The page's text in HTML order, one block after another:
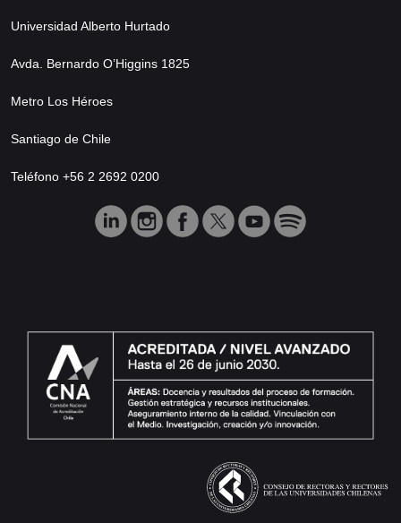
Universidad Alberto Hurtado
Avda. Bernardo O’Higgins 1825
Metro Los Héroes
Santiago de Chile
Teléfono +56 2 2692 0200